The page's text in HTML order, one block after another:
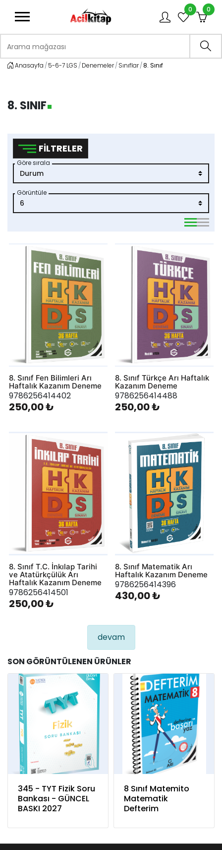
0 0
Anasayfa 5-6-7 LGS Denemeler Sınıflar 8. Sınıf
8. SINIF
FILTRELER
Göre sırala
Görüntüle
8. Sınıf Fen Bilimleri Arı
Haftalık Kazanım Deneme
9786256414402
250,00 ₺
8. Sınıf Türkçe Arı Haftalık
Kazanım Deneme
9786256414488
250,00 ₺
8. Sınıf T.C. İnkılap Tarihi
ve Atatürkçülük Arı
Haftalık Kazanım Deneme
9786256414501
250,00 ₺
8. Sınıf Matematik Arı
Haftalık Kazanım Deneme
9786256414396
430,00 ₺
devam
SON GÖRÜNTÜLENEN ÜRÜNLER
345 - TYT Fizik Soru
Bankası - GÜNCEL
BASKI 2027
8 Sınıf Matemito
Matematik
Defterim